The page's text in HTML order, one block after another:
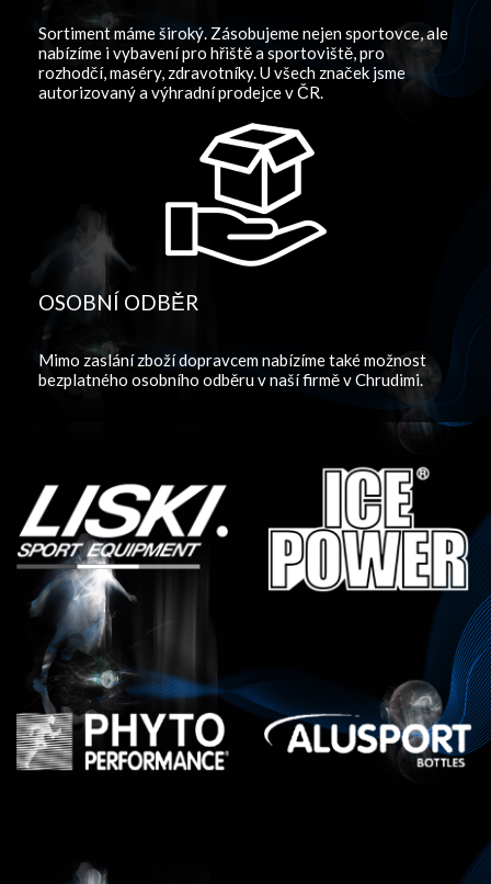
Sortiment máme široký. Zásobujeme nejen sportovce, ale
nabízíme i vybavení pro hřiště a sportoviště, pro
rozhodčí, maséry, zdravotníky. U všech značek jsme
autorizovaný a výhradní prodejce v ČR.
OSOBNÍ ODBĚR
Mimo zaslání zboží dopravcem nabízíme také možnost
bezplatného osobního odběru v naší firmě v Chrudimi.